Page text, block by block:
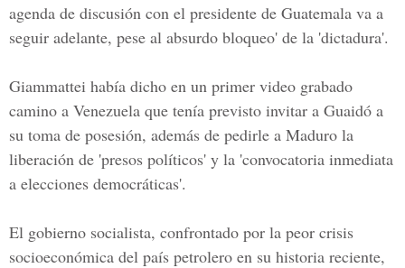
agenda de discusión con el presidente de Guatemala va a
seguir adelante, pese al absurdo bloqueo' de la 'dictadura'.
Giammattei había dicho en un primer video grabado
camino a Venezuela que tenía previsto invitar a Guaidó a
su toma de posesión, además de pedirle a Maduro la
liberación de 'presos políticos' y la 'convocatoria inmediata
a elecciones democráticas'.
El gobierno socialista, confrontado por la peor crisis
socioeconómica del país petrolero en su historia reciente,